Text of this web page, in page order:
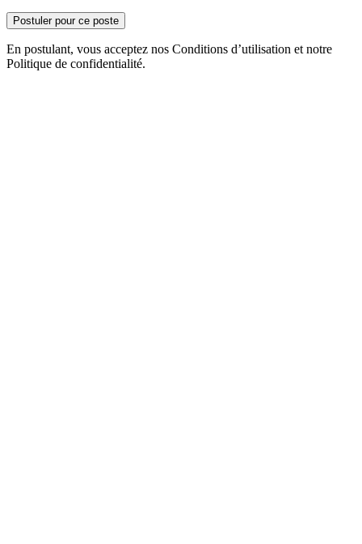
Postuler pour ce poste
En postulant, vous acceptez nos Conditions d’utilisation et notre
Politique de confidentialité.